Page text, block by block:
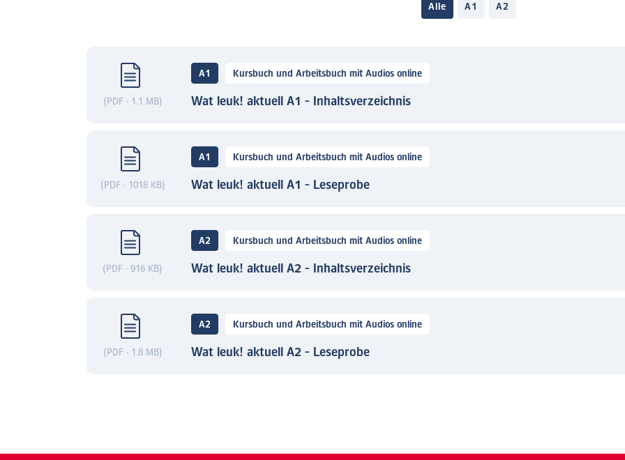
Alle A1 A2
A1 Kursbuch und Arbeitsbuch mit Audios online
Wat leuk! aktuell A1 - Inhaltsverzeichnis
(PDF · 1.1 MB)
A1 Kursbuch und Arbeitsbuch mit Audios online
Wat leuk! aktuell A1 - Leseprobe
(PDF · 1018 KB)
A2 Kursbuch und Arbeitsbuch mit Audios online
Wat leuk! aktuell A2 - Inhaltsverzeichnis
(PDF · 916 KB)
A2 Kursbuch und Arbeitsbuch mit Audios online
Wat leuk! aktuell A2 - Leseprobe
(PDF · 1.8 MB)